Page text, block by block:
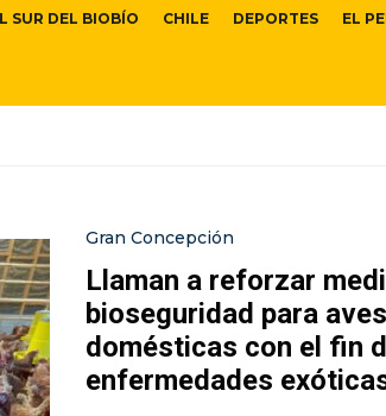
SUR DEL BIOBÍO CHILE DEPORTES EL
Gran Concepción
Llaman a reforzar
bioseguridad para aves
domésticas con el fin
enfermedades